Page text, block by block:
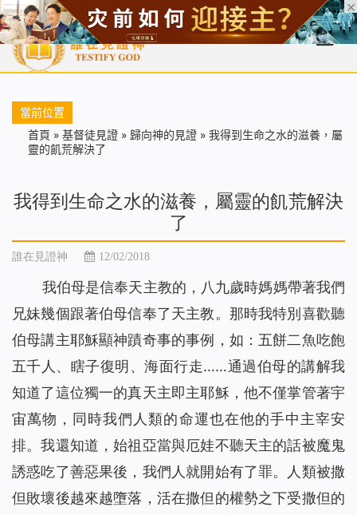
首頁 每日靈糧 天國福音 基督徒見證 信仰解答 聖經
當前位置
首頁 » 基督徒見證 » 歸向神的見證 » 我得到生命之水的滋養，屬
靈的飢荒解決了
我得到生命之水的滋養，屬靈的飢荒解決
了
誰在見證神 12/02/2018
我伯母是信奉天主教的，八九歲時媽媽帶著我們
兄妹幾個跟著伯母信奉了天主教。那時我特別喜歡聽
伯母講主耶穌顯神蹟奇事的事例，如：五餅二魚吃飽
五千人、瞎子復明、海面行走……通過伯母的講解我
知道了這位獨一的真天主即主耶穌，他不僅掌管著宇
宙萬物，同時我們人類的命運也在他的手中主宰安
排。我還知道，始祖亞當與厄娃不聽天主的話被魔鬼
誘惑吃了善惡果後，我們人就開始有了罪。人類被撒
但敗壞後越來越墮落，活在撒但的權勢之下受撒但的